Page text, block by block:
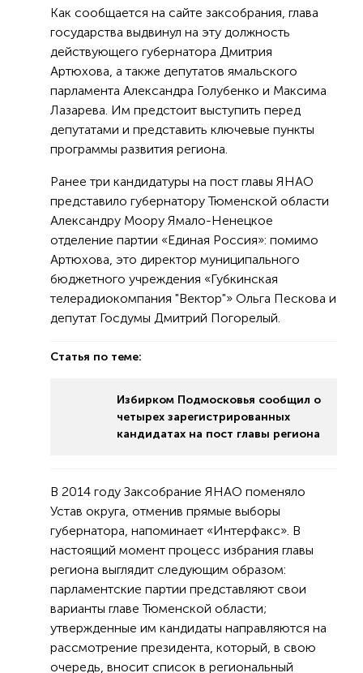
Как сообщается на сайте заксобрания, глава
государства выдвинул на эту должность
действующего губернатора Дмитрия
Артюхова, а также депутатов ямальского
парламента Александра Голубенко и Максима
Лазарева. Им предстоит выступить перед
депутатами и представить ключевые пункты
программы развития региона.
Ранее три кандидатуры на пост главы ЯНАО
представило губернатору Тюменской области
Александру Моору Ямало-Ненецкое
отделение партии «Единая Россия»: помимо
Артюхова, это директор муниципального
бюджетного учреждения «Губкинская
телерадиокомпания "Вектор"» Ольга Пескова и
депутат Госдумы Дмитрий Погорелый.
Статья по теме:
Избирком Подмосковья сообщил о
четырех зарегистрированных
кандидатах на пост главы региона
В 2014 году Заксобрание ЯНАО поменяло
Устав округа, отменив прямые выборы
губернатора, напоминает «Интерфакс». В
настоящий момент процесс избрания главы
региона выглядит следующим образом:
парламентские партии представляют свои
варианты главе Тюменской области;
утвержденные им кандидаты направляются на
рассмотрение президента, который, в свою
очередь, вносит список в региональный